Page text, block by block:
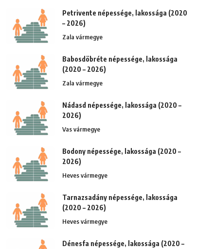
Petrivente népessége, lakossága (2020
– 2026)
Zala vármegye
Babosdöbréte népessége, lakossága
(2020 – 2026)
Zala vármegye
Nádasd népessége, lakossága (2020 –
2026)
Vas vármegye
Bodony népessége, lakossága (2020 –
2026)
Heves vármegye
Tarnazsadány népessége, lakossága
(2020 – 2026)
Heves vármegye
Dénesfa népessége, lakossága (2020 –